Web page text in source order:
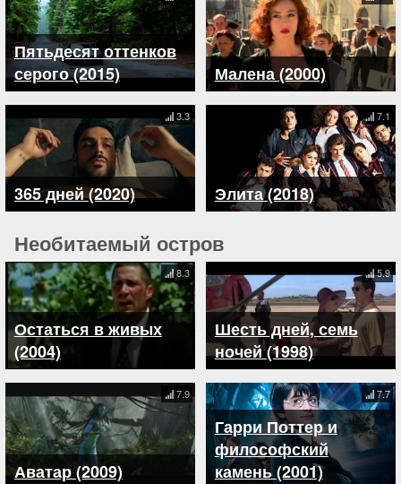
Пятьдесят оттенков
серого (2015)
Малена (2000)
365 дней (2020)
3.3
Элита (2018)
7.1
Необитаемый остров
Остаться в живых
(2004)
8.3
Шесть дней, семь
ночей (1998)
5.9
Аватар (2009)
7.9
Гарри Поттер и
философский
камень (2001)
7.7